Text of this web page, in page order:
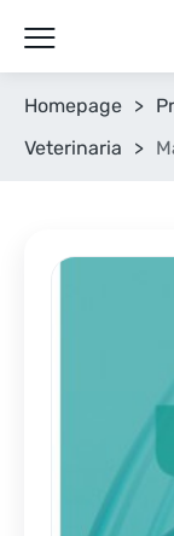
Homepage >
Veterinaria
>